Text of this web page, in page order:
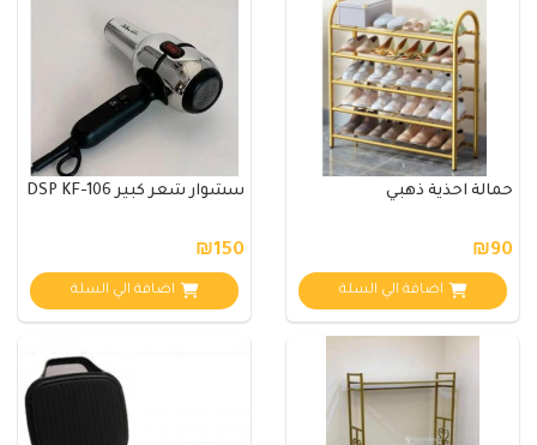
حمالة احذية ذهبي
₪90
اضافة الي السلة
سشوار شعر كبير DSP KF-106
₪150
اضافة الي السلة